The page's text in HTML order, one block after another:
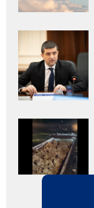
Adaugă
aici textul
pentru
subtitlu
Adaugă
aici textul
pentru
subtitlu